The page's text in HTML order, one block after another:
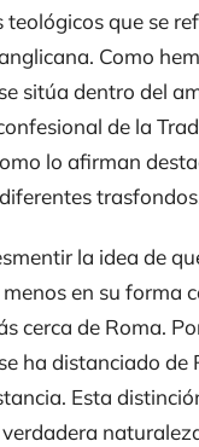
teológicos que se
Como
sitúa dentro del
de la
lo afirman
la idea de
en su forma
cerca de Roma.
ha distanciado de
Esta